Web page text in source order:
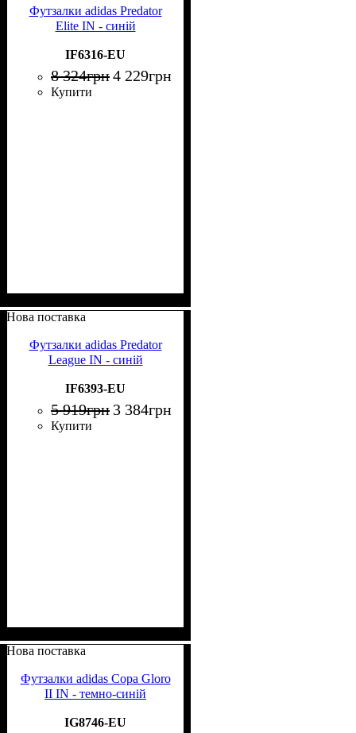
Футзалки adidas Predator
Elite IN - синій
IF6316-EU
8 324грн4 229грн
Купити
Нова поставка
Футзалки adidas Predator
League IN - синій
IF6393-EU
5 919грн 3 384грн
Купити
Нова поставка
Футзалки adidas Copa Gloro
II IN - темно-синій
IG8746-EU